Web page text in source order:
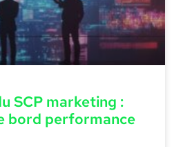
SCP marketing :
bord performance